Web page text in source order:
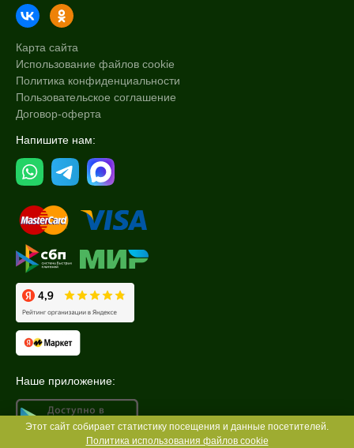
Карта сайта
Использование файлов cookie
Политика конфиденциальности
Пользовательское соглашение
Договор-оферта
Напишите нам:
Наше приложение:
Этот сайт собирает статистику посещения и данные посетителей.
Политика использования файлов cookie